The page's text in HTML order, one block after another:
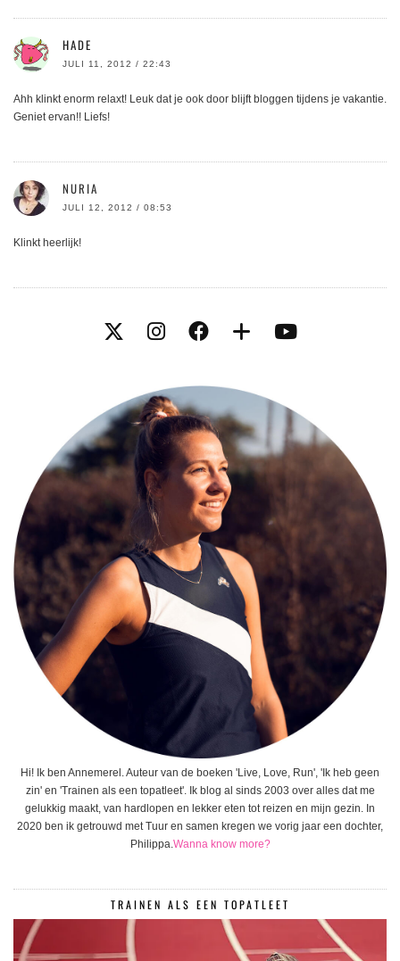
HADE
JULI 11, 2012 / 22:43
Ahh klinkt enorm relaxt! Leuk dat je ook door blijft bloggen tijdens je vakantie.
Geniet ervan!! Liefs!
NURIA
JULI 12, 2012 / 08:53
Klinkt heerlijk!
Hi! Ik ben Annemerel. Auteur van de boeken 'Live, Love, Run', 'Ik heb geen
zin' en 'Trainen als een topatleet'. Ik blog al sinds 2003 over alles dat me
gelukkig maakt, van hardlopen en lekker eten tot reizen en mijn gezin. In
2020 ben ik getrouwd met Tuur en samen kregen we vorig jaar een dochter,
Philippa.Wanna know more?
TRAINEN ALS EEN TOPATLEET